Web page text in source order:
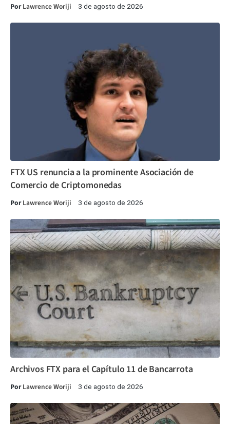
PorLawrence Woriji 3 de agosto de 2026
FTX US renuncia a la prominente Asociación de
Comercio de Criptomonedas
PorLawrence Woriji 3 de agosto de 2026
Archivos FTX para el Capítulo 11 de Bancarrota
PorLawrence Woriji 3 de agosto de 2026